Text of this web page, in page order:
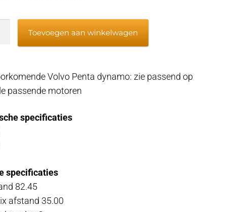
Toevoegen aan winkelwagen
Volvo Penta dynamo: zie passend op
passende motoren
specificaties
specificaties
82.45
afstand 35.00